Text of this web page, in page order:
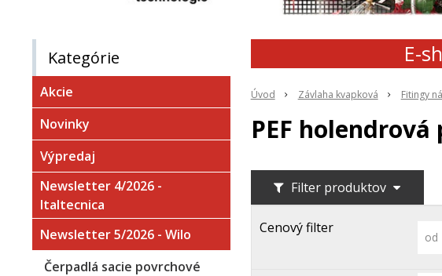
E-
Úvod Závlaha kvapková Fitingy
PEF
Filter produktov
Cenový filter
od
Kategórie
Akcie
Novinky
Výpredaj
Newsletter 4/2026 -
Italtecnica
Newsletter 5/2026 - Wilo
Čerpadlá sacie povrchové